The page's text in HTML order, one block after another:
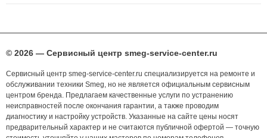
© 2026 — Сервисный центр smeg-service-center.ru
Сервисный центр smeg-service-center.ru специализируется на ремонте и
обслуживании техники Smeg, но не является официальным сервисным
центром бренда. Предлагаем качественные услуги по устранению
неисправностей после окончания гарантии, а также проводим
диагностику и настройку устройств. Указанные на сайте цены носят
предварительный характер и не считаются публичной офертой — точную